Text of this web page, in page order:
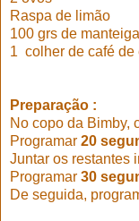
Raspa de limão
100 grs de manteiga
1 colher de café de
Preparação :
No copo da Bimby,
Programar 20
Juntar os restantes
Programar 30
De seguida,